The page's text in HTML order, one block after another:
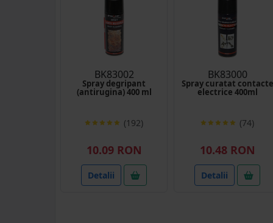
doar pentru că spreyul nu
era întreg.
BK83002
Spray degripant
(antirugina) 400 ml
(192)
10.09 RON
Detalii
BK83000
Spray curatat contacte
electrice 400ml
(74)
10.48 RON
Detalii